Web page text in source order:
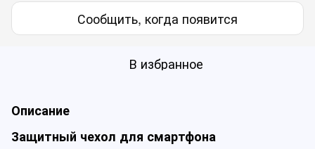
Сообщить, когда появится
В избранное
Описание
Защитный чехол для смартфона